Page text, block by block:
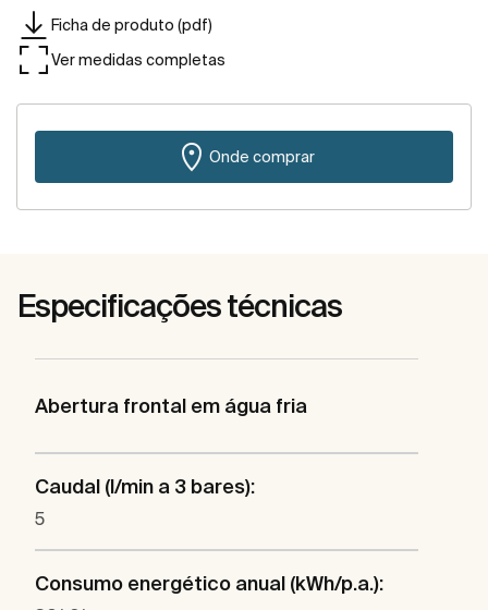
Ficha de produto (pdf)
Ver medidas completas
Onde comprar
Especificações técnicas
Abertura frontal em água fria
Caudal (l/min a 3 bares):
5
Consumo energético anual (kWh/p.a.):